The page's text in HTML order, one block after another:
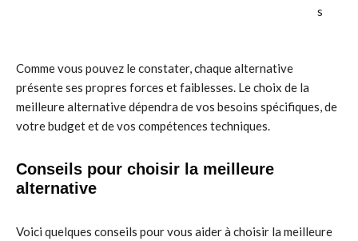
s
Comme vous pouvez le constater, chaque alternative
présente ses propres forces et faiblesses. Le choix de la
meilleure alternative dépendra de vos besoins spécifiques, de
votre budget et de vos compétences techniques.
Conseils pour choisir la meilleure
alternative
Voici quelques conseils pour vous aider à choisir la meilleure